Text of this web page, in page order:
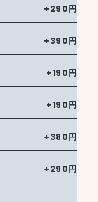
+290円
+390円
+190円
+190円
+380円
+290円